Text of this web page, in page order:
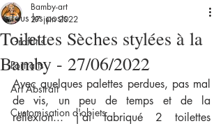
Tous les posts
Graffitis
Portraits
Art Abstrait
Customisation d'objets
Toilettes Sèches stylées à la
Bamby - 27/06/2022
Bamby-art
27 juin 2022
Avec quelques palettes perdues, pas mal
de vis, un peu de temps et de la
réflexion... j'ai fabriqué 2 toilettes